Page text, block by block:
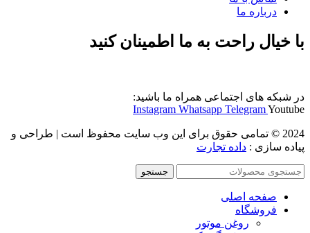
درباره ما
با خیال راحت به ما اطمینان کنید
در شبکه های اجتماعی همراه ما باشید:
Instagram Whatsapp TelegramYoutube
2024 © تمامی حقوق برای این وب سایت محفوظ است | طراحی و
پیاده سازی : داده تجارت
جستجو
صفحه اصلی
فروشگاه
روغن موتور